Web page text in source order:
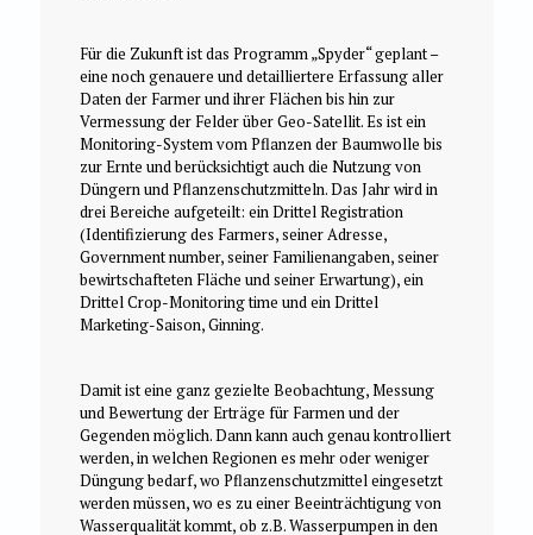
Für die Zukunft ist das Programm „Spyder“ geplant –
eine noch genauere und detailliertere Erfassung aller
Daten der Farmer und ihrer Flächen bis hin zur
Vermessung der Felder über Geo-Satellit. Es ist ein
Monitoring-System vom Pflanzen der Baumwolle bis
zur Ernte und berücksichtigt auch die Nutzung von
Düngern und Pflanzenschutzmitteln. Das Jahr wird in
drei Bereiche aufgeteilt: ein Drittel Registration
(Identifizierung des Farmers, seiner Adresse,
Government number, seiner Familienangaben, seiner
bewirtschafteten Fläche und seiner Erwartung), ein
Drittel Crop-Monitoring time und ein Drittel
Marketing-Saison, Ginning.
Damit ist eine ganz gezielte Beobachtung, Messung
und Bewertung der Erträge für Farmen und der
Gegenden möglich. Dann kann auch genau kontrolliert
werden, in welchen Regionen es mehr oder weniger
Düngung bedarf, wo Pflanzenschutzmittel eingesetzt
werden müssen, wo es zu einer Beeinträchtigung von
Wasserqualität kommt, ob z.B. Wasserpumpen in den